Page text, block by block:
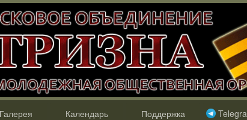
Галерея Календарь Поддержка